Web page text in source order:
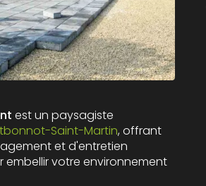
est un paysagiste
Saint-Martin, offrant
et d'entretien
embellir votre environnement